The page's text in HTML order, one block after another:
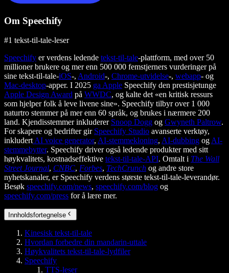
Om Speechify
#1 tekst-til-tale-leser
Speechify er verdens ledende tekst-til-tale-plattform, med over 50
millioner brukere og mer enn 500 000 femstjerners vurderinger på
sine tekst-til-tale-iOS-, Android-, Chrome-utvidelse-, webapp- og
Mac-desktop-apper. I 2025 ga Apple Speechify den prestisjetunge
Apple Design Award på WWDC, og kalte det «en kritisk ressurs
som hjelper folk å leve livene sine». Speechify tilbyr over 1 000
naturtro stemmer på mer enn 60 språk, og brukes i nærmere 200
land. Kjendisstemmer inkluderer Snoop Dogg og Gwyneth Paltrow.
For skapere og bedrifter gir Speechify Studio avanserte verktøy,
inkludertAI voice generator, AI-stemmekloning, AI-dubbing ogAI-
stemmebytter. Speechify driver også ledende produkter med sitt
høykvalitets, kostnadseffektive tekst-til-tale-API. Omtalt i The Wall
Street Journal, CNBC, Forbes, TechCrunch og andre store
nyhetskanaler, er Speechify verdens største tekst-til-tale-leverandør.
Besøk speechify.com/news, speechify.com/blog og
speechify.com/press for å lære mer.
Innholdsfortegnelse
Kinesisk tekst-til-tale
Hvordan forbedre din mandarin-uttale
Høykvalitets tekst-til-tale-lydfiler
Speechify
TTS-leser